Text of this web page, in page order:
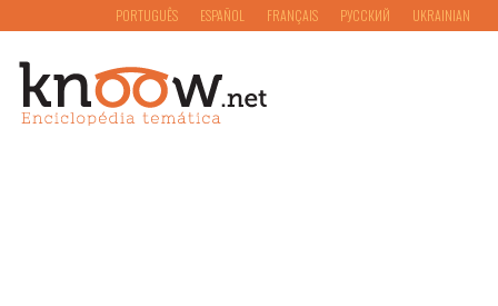
PORTUGUÊS ESPAÑOL FRANÇAIS РУССКИЙ UKRAINIAN